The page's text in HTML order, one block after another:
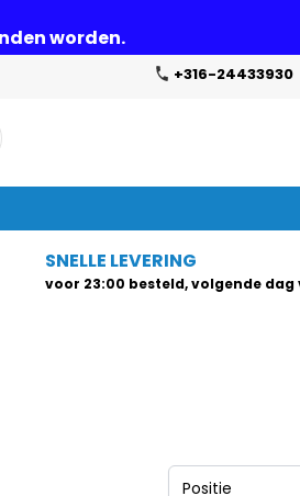
worden.
+316-24433930
SNELLE LEVERING
voor 23:00 besteld, volgende dag